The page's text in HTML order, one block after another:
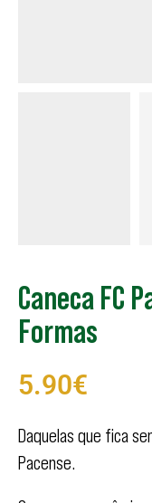
Caneca FC
Formas
5.90€
Daquelas que fica
Pacense.